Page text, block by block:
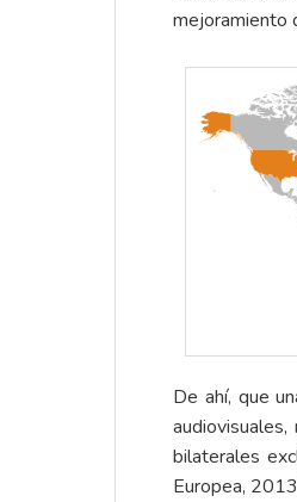
mejoramiento
De ahí, que
bilaterales
Europea,